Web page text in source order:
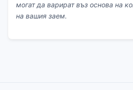
могат да варират въз основа на
на вашия заем.